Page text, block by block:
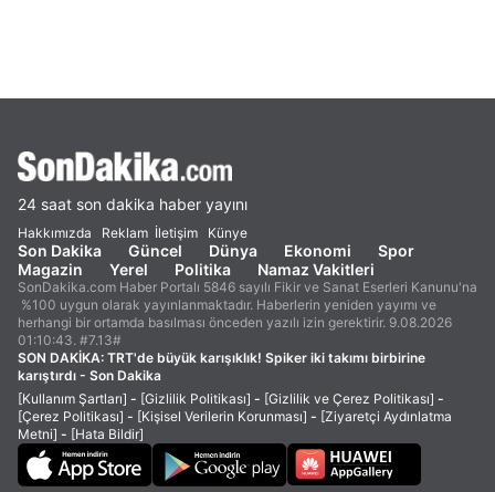
24 saat son dakika haber yayını
Hakkımızda Reklam İletişim Künye
Son Dakika Güncel Dünya Ekonomi
Spor
Magazin
Yerel Politika Namaz Vakitleri
SonDakika.com Haber Portalı 5846 sayılı Fikir ve Sanat Eserleri Kanunu'na
%100 uygun olarak yayınlanmaktadır. Haberlerin yeniden yayımı ve
herhangi bir ortamda basılması önceden yazılı izin gerektirir. 9.08.2026
01:10:43. #7.13#
SON DAKİKA: TRT'de büyük karışıklık! Spiker iki takımı birbirine
karıştırdı - Son Dakika
[Kullanım Şartları] - [Gizlilik Politikası] - [Gizlilik ve Çerez Politikası] -
[Çerez Politikası] - [Kişisel Verilerin Korunması] - [Ziyaretçi Aydınlatma
Metni] - [Hata Bildir]